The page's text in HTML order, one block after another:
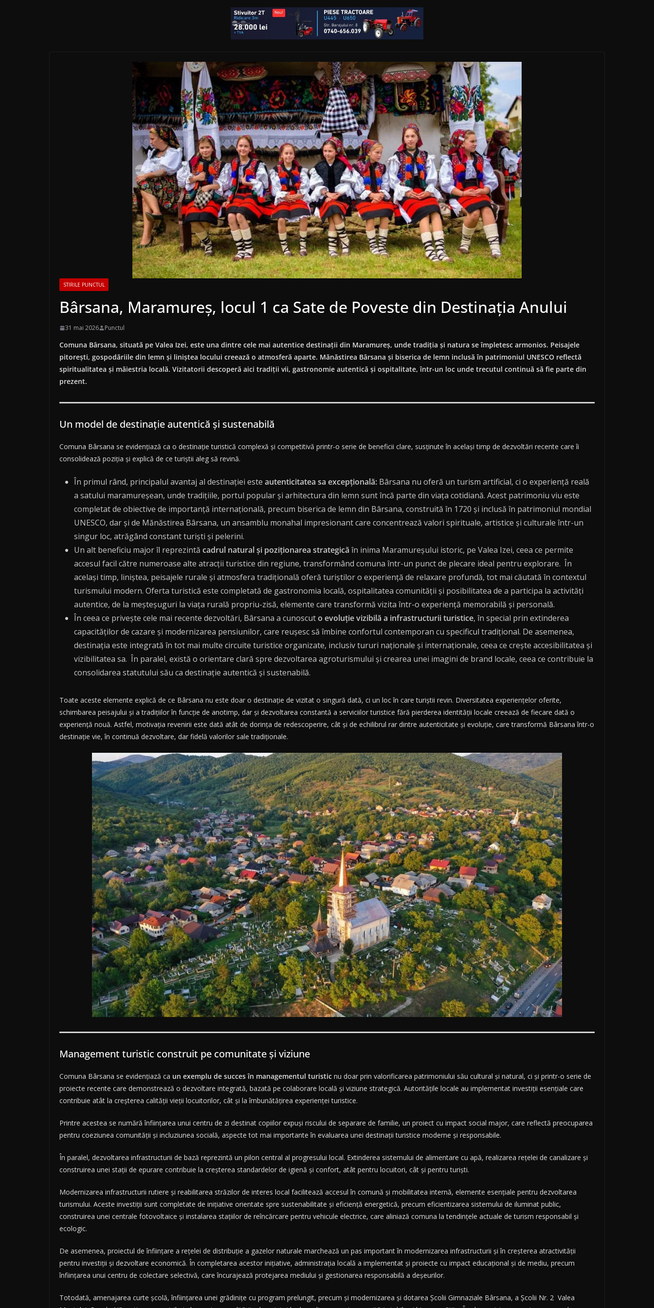
STIRILE PUNCTUL
Bârsana, Maramureș, locul 1 ca Sate de Poveste din Destinația Anului
31 mai 2026 Punctul
Comuna Bârsana, situată pe Valea Izei, este una dintre cele mai autentice destinații din Maramureș, unde tradiția și natura se împletesc armonios. Peisajele
pitorești, gospodăriile din lemn și liniștea locului creează o atmosferă aparte. Mănăstirea Bârsana și biserica de lemn inclusă în patrimoniul UNESCO reflectă
spiritualitatea și măiestria locală. Vizitatorii descoperă aici tradiții vii, gastronomie autentică și ospitalitate, într-un loc unde trecutul continuă să fie parte din
prezent.
Un model de destinație autentică și sustenabilă
Comuna Bârsana se evidențiază ca o destinație turistică complexă și competitivă printr-o serie de beneficii clare, susținute în același timp de dezvoltări recente care îi
consolidează poziția și explică de ce turiștii aleg să revină.
În primul rând, principalul avantaj al destinației este autenticitatea sa excepțională: Bârsana nu oferă un turism artificial, ci o experiență reală
a satului maramureșean, unde tradițiile, portul popular și arhitectura din lemn sunt încă parte din viața cotidiană. Acest patrimoniu viu este
completat de obiective de importanță internațională, precum biserica de lemn din Bârsana, construită în 1720 și inclusă în patrimoniul mondial
UNESCO, dar și de Mănăstirea Bârsana, un ansamblu monahal impresionant care concentrează valori spirituale, artistice și culturale într-un
singur loc, atrăgând constant turiști și pelerini.
Un alt beneficiu major îl reprezintă cadrul natural și poziționarea strategică în inima Maramureșului istoric, pe Valea Izei, ceea ce permite
accesul facil către numeroase alte atracții turistice din regiune, transformând comuna într-un punct de plecare ideal pentru explorare. În
același timp, liniștea, peisajele rurale și atmosfera tradițională oferă turiștilor o experiență de relaxare profundă, tot mai căutată în contextul
turismului modern. Oferta turistică este completată de gastronomia locală, ospitalitatea comunității și posibilitatea de a participa la activități
autentice, de la meșteșuguri la viața rurală propriu-zisă, elemente care transformă vizita într-o experiență memorabilă și personală.
În ceea ce privește cele mai recente dezvoltări, Bârsana a cunoscuto evoluție vizibilă a infrastructurii turistice, în special prin extinderea
capacităților de cazare și modernizarea pensiunilor, care reușesc să îmbine confortul contemporan cu specificul tradițional. De asemenea,
destinația este integrată în tot mai multe circuite turistice organizate, inclusiv tururi naționale și internaționale, ceea ce crește accesibilitatea și
vizibilitatea sa. În paralel, există o orientare clară spre dezvoltarea agroturismului și crearea unei imagini de brand locale, ceea ce contribuie la
consolidarea statutului său ca destinație autentică și sustenabilă.
Toate aceste elemente explică de ce Bârsana nu este doar o destinație de vizitat o singură dată, ci un loc în care turiștii revin. Diversitatea experiențelor oferite,
schimbarea peisajului și a tradițiilor în funcție de anotimp, dar și dezvoltarea constantă a serviciilor turistice fără pierderea identității locale creează de fiecare dată o
experiență nouă. Astfel, motivația revenirii este dată atât de dorința de redescoperire, cât și de echilibrul rar dintre autenticitate și evoluție, care transformă Bârsana într-o
destinație vie, în continuă dezvoltare, dar fidelă valorilor sale tradiționale.
Management turistic construit pe comunitate și viziune
Comuna Bârsana se evidențiază ca un exemplu de succes în managementul turistic nu doar prin valorificarea patrimoniului său cultural și natural, ci și printr-o serie de
proiecte recente care demonstrează o dezvoltare integrată, bazată pe colaborare locală și viziune strategică. Autoritățile locale au implementat investiții esențiale care
contribuie atât la creșterea calității vieții locuitorilor, cât și la îmbunătățirea experienței turistice.
Printre acestea se numără înființarea unui centru de zi destinat copiilor expuși riscului de separare de familie, un proiect cu impact social major, care reflectă preocuparea
pentru coeziunea comunității și incluziunea socială, aspecte tot mai importante în evaluarea unei destinații turistice moderne și responsabile.
În paralel, dezvoltarea infrastructurii de bază reprezintă un pilon central al progresului local. Extinderea sistemului de alimentare cu apă, realizarea rețelei de canalizare și
construirea unei stații de epurare contribuie la creșterea standardelor de igienă și confort, atât pentru locuitori, cât și pentru turiști.
Modernizarea infrastructurii rutiere și reabilitarea străzilor de interes local facilitează accesul în comună și mobilitatea internă, elemente esențiale pentru dezvoltarea
turismului. Aceste investiții sunt completate de inițiative orientate spre sustenabilitate și eficiență energetică, precum eficientizarea sistemului de iluminat public,
construirea unei centrale fotovoltaice și instalarea stațiilor de reîncărcare pentru vehicule electrice, care aliniază comuna la tendințele actuale de turism responsabil și
ecologic.
De asemenea, proiectul de înființare a rețelei de distribuție a gazelor naturale marchează un pas important în modernizarea infrastructurii și în creșterea atractivității
pentru investiții și dezvoltare economică. În completarea acestor inițiative, administrația locală a implementat și proiecte cu impact educațional și de mediu, precum
înființarea unui centru de colectare selectivă, care încurajează protejarea mediului și gestionarea responsabilă a deșeurilor.
Totodată, amenajarea curte școlă, înființarea unei grădinițe cu program prelungit, precum și modernizarea și dotarea Școlii Gimnaziale Bârsana, a Școlii Nr. 2 Valea